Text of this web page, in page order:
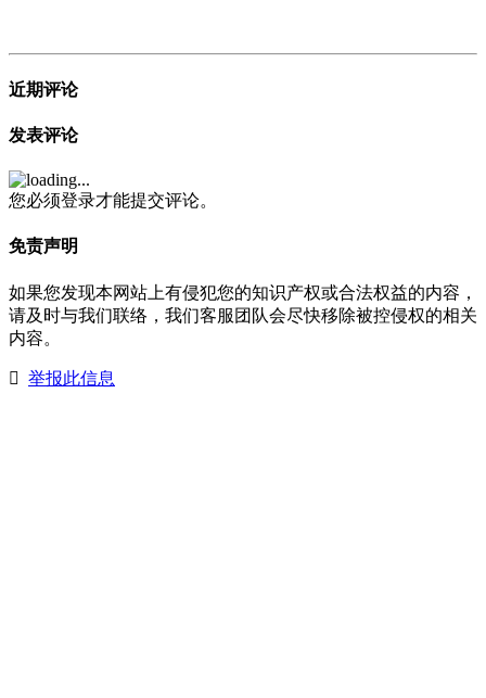
近期评论
发表评论
您必须登录才能提交评论。
免责声明
如果您发现本网站上有侵犯您的知识产权或合法权益的内容，
请及时与我们联络，我们客服团队会尽快移除被控侵权的相关
内容。
举报此信息